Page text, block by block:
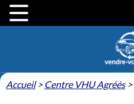
Accueil> Centre VHU Agréés>